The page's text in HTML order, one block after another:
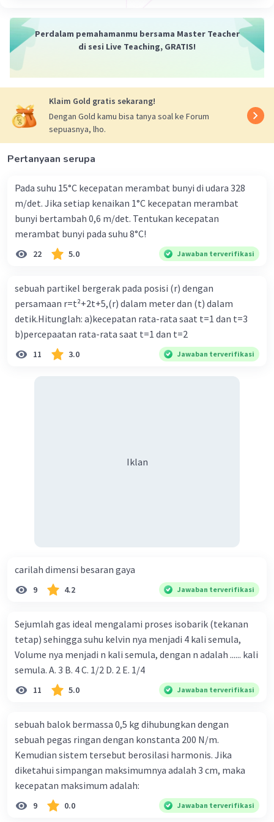
Perdalam pemahamanmu bersama Master Teacher
di sesi Live Teaching, GRATIS!
Klaim Gold gratis sekarang!
Dengan Gold kamu bisa tanya soal ke Forum
sepuasnya, lho.
Pertanyaan serupa
Pada suhu 15°C kecepatan merambat bunyi di udara 328
m/det. Jika setiap kenaikan 1°C kecepatan merambat
bunyi bertambah 0,6 m/det. Tentukan kecepatan
merambat bunyi pada suhu 8°C!
22 5.0 Jawaban terverifikasi
sebuah partikel bergerak pada posisi (r) dengan
persamaan r=t²+2t+5,(r) dalam meter dan (t) dalam
detik.Hitunglah: a)kecepatan rata-rata saat t=1 dan t=3
b)percepaatan rata-rata saat t=1 dan t=2
11 3.0 Jawaban terverifikasi
Iklan
carilah dimensi besaran gaya
9 4.2 Jawaban terverifikasi
Sejumlah gas ideal mengalami proses isobarik (tekanan
tetap) sehingga suhu kelvin nya menjadi 4 kali semula,
Volume nya menjadi n kali semula, dengan n adalah ...... kali
semula. A. 3 B. 4 C. 1/2 D. 2 E. 1/4
11 5.0 Jawaban terverifikasi
sebuah balok bermassa 0,5 kg dihubungkan dengan
sebuah pegas ringan dengan konstanta 200 N/m.
Kemudian sistem tersebut berosilasi harmonis. Jika
diketahui simpangan maksimumnya adalah 3 cm, maka
kecepatan maksimum adalah:
9 0.0 Jawaban terverifikasi